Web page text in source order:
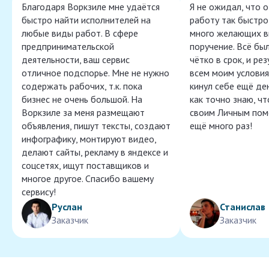
Благодаря Воркзиле мне удаётся
быстро найти исполнителей на
любые виды работ. В сфере
предпринимательской
деятельности, ваш сервис
отличное подспорье. Мне не нужно
содержать рабочих, т.к. пока
бизнес не очень большой. На
Воркзиле за меня размещают
объявления, пишут тексты, создают
инфографику, монтируют видео,
делают сайты, рекламу в яндексе и
соцсетях, ищут поставщиков и
многое другое. Спасибо вашему
сервису!
Руслан
Заказчик
Я не ожидал, что
работу так
много желающих
поручение. Всё
чётко в срок, и
всем моим
кинул себе ещё
как точно знаю,
своим Личным
ещё много раз!
Станислав
Заказчик